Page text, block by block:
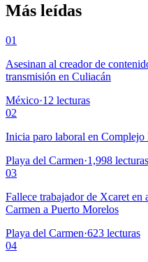
Más leídas
01
Asesinan al creador de
transmisión en Culiacán
México·12 lecturas
02
Inicia paro laboral en
Playa del Carmen·1,998 lecturas
03
Fallece trabajador de Xcaret en
Carmen a Puerto Morelos
Playa del Carmen·623 lecturas
04